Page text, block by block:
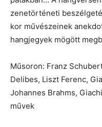
zenetörténeti
kor művészeinek
hangjegyek mögött
Műsoron: Franz
Delibes, Liszt Ferenc,
Johannes Brahms,
művek